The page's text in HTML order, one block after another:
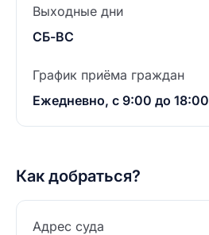
Выходные дни
СБ-ВС
График приёма граждан
Ежедневно, с 9:00 до 18:00
Как добраться?
Адрес суда